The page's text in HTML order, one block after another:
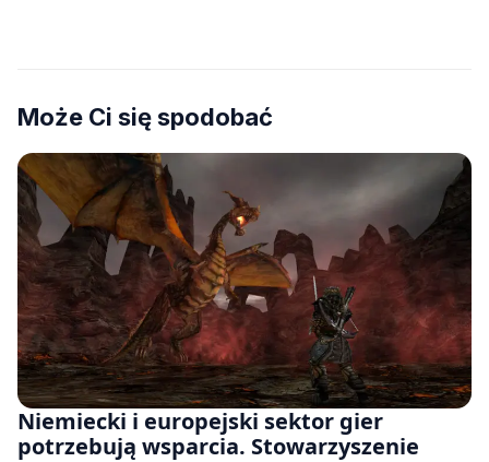
Może Ci się spodobać
Niemiecki i europejski sektor gier
potrzebują wsparcia. Stowarzyszenie